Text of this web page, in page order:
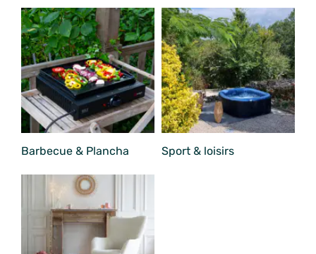
Barbecue & Plancha Sport & loisirs